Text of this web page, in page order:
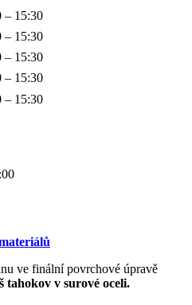
– 15:30
– 15:30
– 15:30
– 15:30
– 15:30
ve finální povrchové úpravě
tahokov v surové oceli.